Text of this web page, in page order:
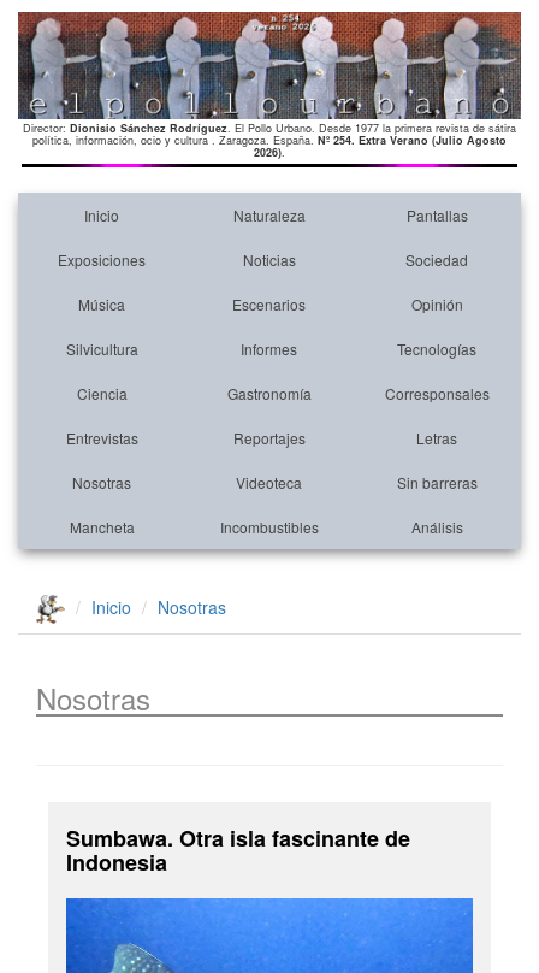
Director: Dionisio Sánchez Rodríguez. El Pollo Urbano. Desde 1977 la primera revista de sátira
política, información, ocio y cultura . Zaragoza. España. Nº 254. Extra Verano (Julio Agosto
2026).
Inicio Naturaleza Pantallas
Exposiciones Noticias Sociedad
Música Escenarios Opinión
Silvicultura Informes Tecnologías
Ciencia Gastronomía Corresponsales
Entrevistas Reportajes Letras
Nosotras Videoteca Sin barreras
Mancheta Incombustibles Análisis
Inicio Nosotras
Nosotras
Sumbawa. Otra isla fascinante de
Indonesia